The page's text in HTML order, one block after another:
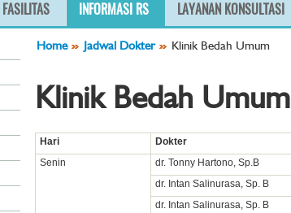
INFORMASI RS LAYANAN KONSULTASI
Home Jadwal Dokter Klinik Bedah Umum
Klinik Bedah Umum
Hari Dokter
Senin
dr. Tonny Hartono, Sp.B
dr. Intan Salinurasa, Sp. B
dr. Intan Salinurasa, Sp. B